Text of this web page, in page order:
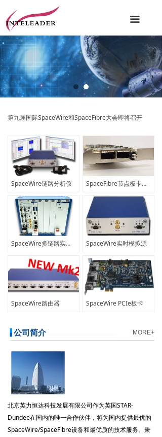
끀
第九届国际SpaceWire和SpaceFibre大会即将召开
公司简介 MORE+
北京英力恒达科技发展有限公司作为英国STAR-
Dundee在国内的唯一合作伙伴，将为国内提供最优的
SpaceWire/SpaceFibre设备和最优质的技术服务。秉
SpaceWire链路分析仪 SpaceFibre节点板卡（带SpaceFibre分析仪）
SpaceWire多链路实时记录仪 SpaceWire实时模拟源
SpaceWire路由器 SpaceWire PCIe板卡